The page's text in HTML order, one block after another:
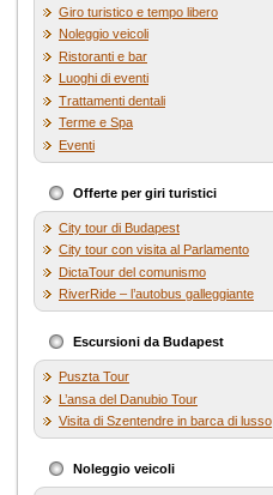
Giro turistico e tempo libero
Noleggio veicoli
Ristoranti e bar
Luoghi di eventi
Trattamenti dentali
Terme e Spa
Eventi
Offerte per giri turistici
City tour di Budapest
City tour con visita al Parlamento
DictaTour del comunismo
RiverRide – l’autobus galleggiante
Escursioni da Budapest
Puszta Tour
L’ansa del Danubio Tour
Visita di Szentendre in barca di lusso
Noleggio veicoli